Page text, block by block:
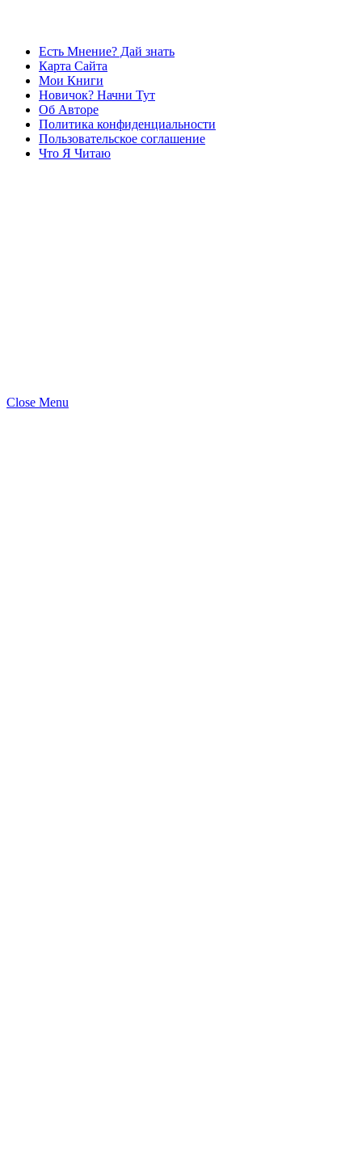
Есть Мнение? Дай знать
Карта Сайта
Мои Книги
Новичок? Начни Тут
Об Авторе
Политика конфиденциальности
Пользовательское соглашение
Что Я Читаю
Close Menu